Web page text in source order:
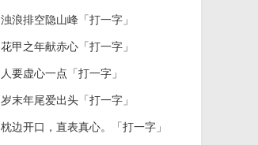
浊浪排空隐山峰「打一字」
花甲之年献赤心「打一字」
人要虚心一点「打一字」
岁末年尾爱出头「打一字」
枕边开口，直表真心。「打一字」